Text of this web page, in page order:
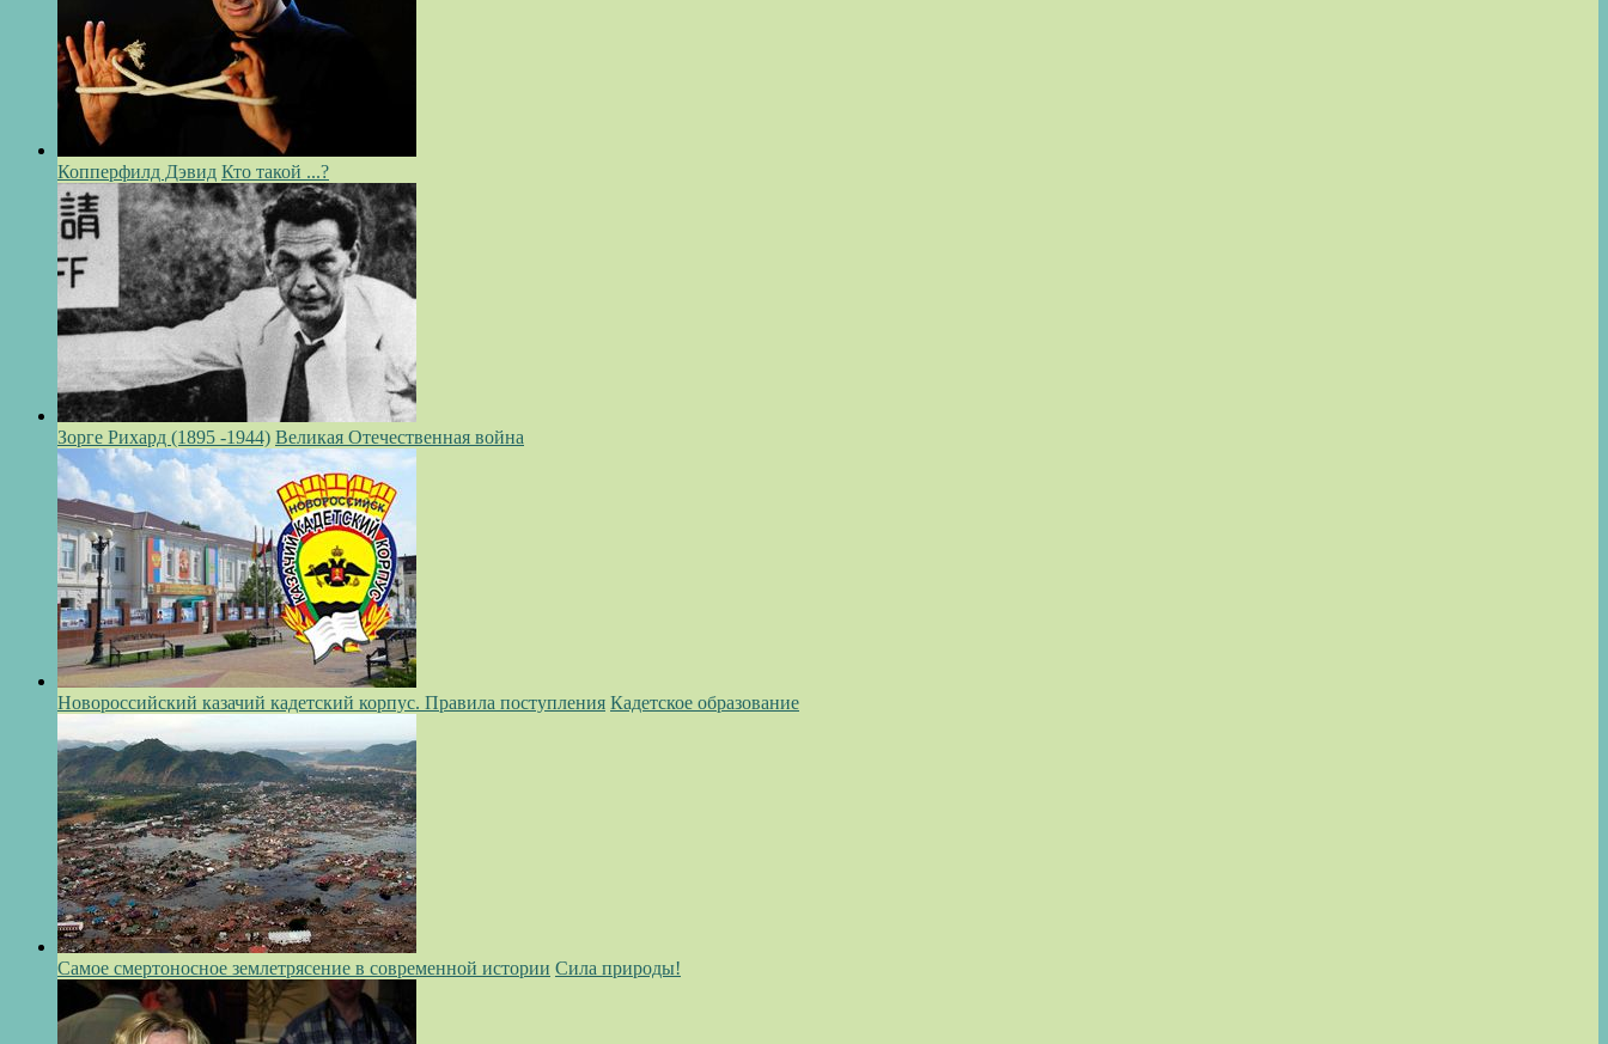
Копперфилд Дэвид Кто такой ...?
Зорге Рихард (1895 -1944) Великая Отечественная война
Новороссийский казачий кадетский корпус. Правила поступления Кадетское образование
Самое смертоносное землетрясение в современной истории Сила природы!